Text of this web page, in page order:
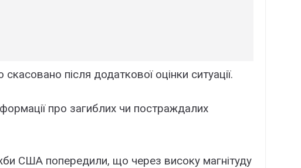
після додаткової оцінки ситуації.
про загиблих чи постраждалих
США попередили, що через високу магнітуду